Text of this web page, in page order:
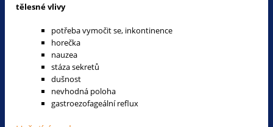
tělesné vlivy
potřeba vymočit se, inkontinence
horečka
nauzea
stáza sekretů
dušnost
nevhodná poloha
gastroezofageální reflux